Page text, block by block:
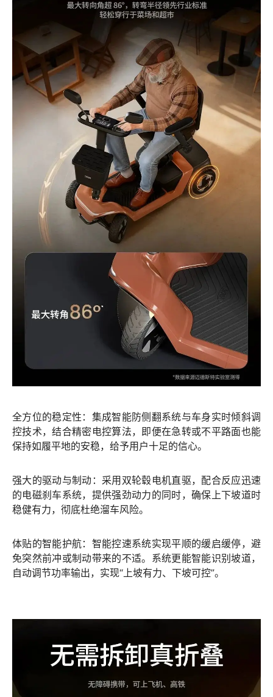
全方位的稳定性：集成智能防侧翻系统与车身实时倾斜调
控技术，结合精密电控算法，即便在急转或不平路面也能
保持如履平地的安稳，给予用户十足的信心。
强大的驱动与制动：采用 双轮毂电机直驱，配合反应迅速
的电磁刹车系统，提供强劲动力的同时，确保上下坡道时
稳健有力，彻底杜绝溜车风险。
体贴的智能护航： 智能控速系统实现平顺的缓启缓停，避
免突然前冲或制动带来的不适。系统更能智能识别坡道，
自动调节功率输出，实现“上坡有力、下坡可控”。